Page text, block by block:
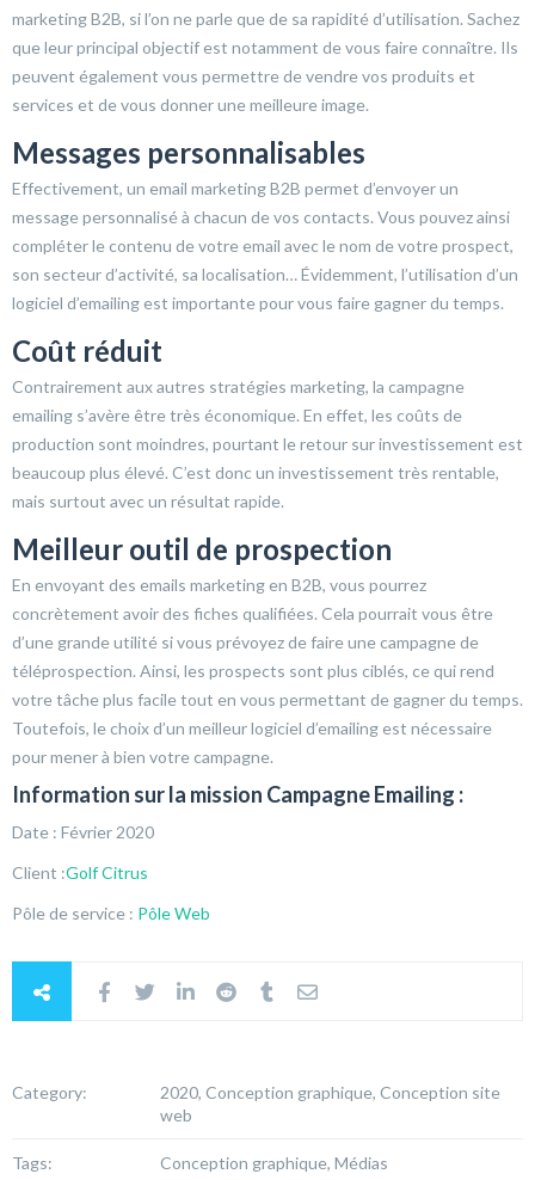
marketing B2B, si l’on ne parle que de sa rapidité d’utilisation. Sachez
que leur principal objectif est notamment de vous faire connaître. Ils
peuvent également vous permettre de vendre vos produits et
services et de vous donner une meilleure image.
Messages personnalisables
Effectivement, un email marketing B2B permet d’envoyer un
message personnalisé à chacun de vos contacts. Vous pouvez ainsi
compléter le contenu de votre email avec le nom de votre prospect,
son secteur d’activité, sa localisation… Évidemment, l’utilisation d’un
logiciel d’emailing est importante pour vous faire gagner du temps.
Coût réduit
Contrairement aux autres stratégies marketing, la campagne
emailing s’avère être très économique. En effet, les coûts de
production sont moindres, pourtant le retour sur investissement est
beaucoup plus élevé. C’est donc un investissement très rentable,
mais surtout avec un résultat rapide.
Meilleur outil de prospection
En envoyant des emails marketing en B2B, vous pourrez
concrètement avoir des fiches qualifiées. Cela pourrait vous être
d’une grande utilité si vous prévoyez de faire une campagne de
téléprospection. Ainsi, les prospects sont plus ciblés, ce qui rend
votre tâche plus facile tout en vous permettant de gagner du temps.
Toutefois, le choix d’un meilleur logiciel d’emailing est nécessaire
pour mener à bien votre campagne.
Information sur la mission Campagne Emailing :
Date : Février 2020
Client :Golf Citrus
Pôle de service : Pôle Web
Category:
2020, Conception graphique, Conception site
web
Tags: Conception graphique, Médias